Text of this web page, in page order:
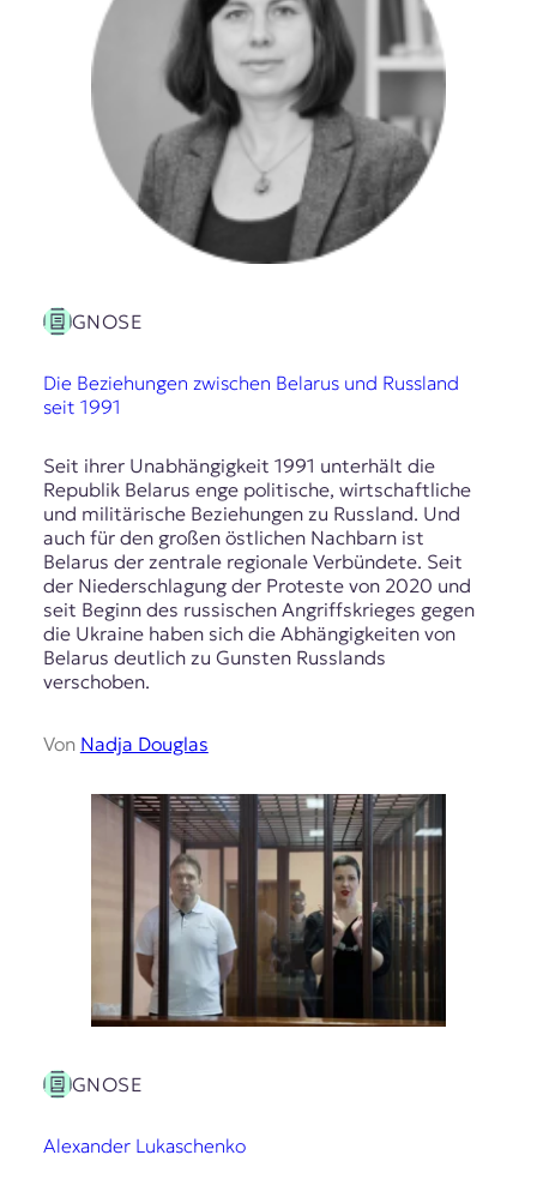
GNOSE
Die Beziehungen zwischen Belarus und Russland
seit 1991
Seit ihrer Unabhängigkeit 1991 unterhält die
Republik Belarus enge politische, wirtschaftliche
und militärische Beziehungen zu Russland. Und
auch für den großen östlichen Nachbarn ist
Belarus der zentrale regionale Verbündete. Seit
der Niederschlagung der Proteste von 2020 und
seit Beginn des russischen Angriffskrieges gegen
die Ukraine haben sich die Abhängigkeiten von
Belarus deutlich zu Gunsten Russlands
verschoben.
Von Nadja Douglas
GNOSE
Alexander Lukaschenko